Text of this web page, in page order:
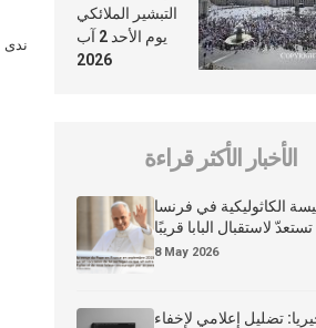
ندى
التبشير الملائكي
يوم الأحد 2 آب
2026
الأخبار الأكثر قراءة
الكاثوليكية في فرنسا
تستعدّ لاستقبال البابا قريبًا
8 May 2026
تضليل إعلامي لإخفاء